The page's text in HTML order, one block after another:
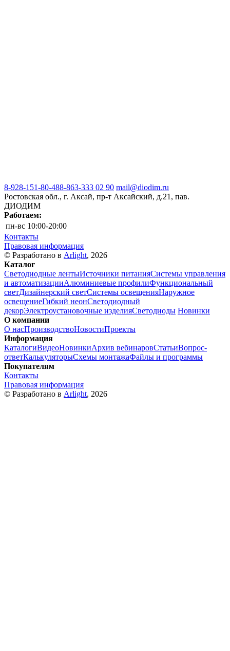
8-928-151-80-488-863-333 02 90 mail@diodim.ru
Ростовская обл., г. Аксай, пр-т Аксайский, д.21, пав.
ДИОДИМ
Работаем:
пн-вс 10:00-20:00
Контакты
Правовая информация
© Разработано в Arlight, 2026
Каталог
Светодиодные лентыИсточники питанияСистемы управления
и автоматизацииАлюминиевые профилиФункциональный
светДизайнерский светСистемы освещенияНаружное
освещениеГибкий неонСветодиодный
декорЭлектроустановочные изделияСветодиоды Новинки
О компании
О насПроизводствоНовостиПроекты
Информация
КаталогиВидеоНовинкиАрхив вебинаровСтатьиВопрос-
ответКалькуляторыСхемы монтажаФайлы и программы
Покупателям
Контакты
Правовая информация
© Разработано в Arlight, 2026